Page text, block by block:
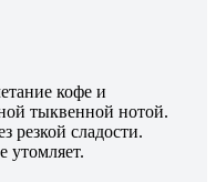
кофе и
тыквенной нотой.
резкой сладости.
утомляет.